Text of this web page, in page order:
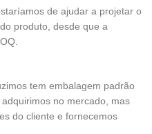
de ajudar a projetar o
produto, desde que a
tem embalagem padrão
no mercado, mas
do cliente e fornecemos